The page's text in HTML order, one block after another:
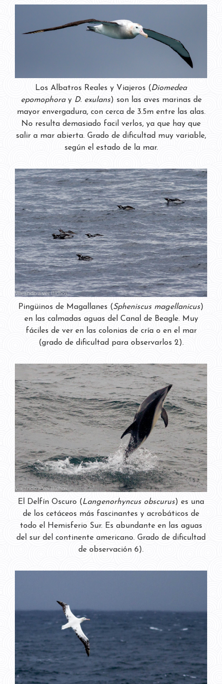
Los Albatros Reales y Viajeros (Diomedea
epomophoray D. exulans) son las aves marinas de
mayor envergadura, con cerca de 3.5m entre las alas.
No resulta demasiado facil verlos, ya que hay que
salir a mar abierta. Grado de dificultad muy variable,
según el estado de la mar.
Pingüinos de Magallanes (Spheniscus magellanicus)
en las calmadas aguas del Canal de Beagle. Muy
fáciles de ver en las colonias de cría o en el mar
(grado de dificultad para observarlos 2).
El Delfín Oscuro (Langenorhyncus obscurus) es una
de los cetáceos más fascinantes y acrobáticos de
todo el Hemisferio Sur. Es abundante en las aguas
del sur del continente americano. Grado de dificultad
de observación 6).